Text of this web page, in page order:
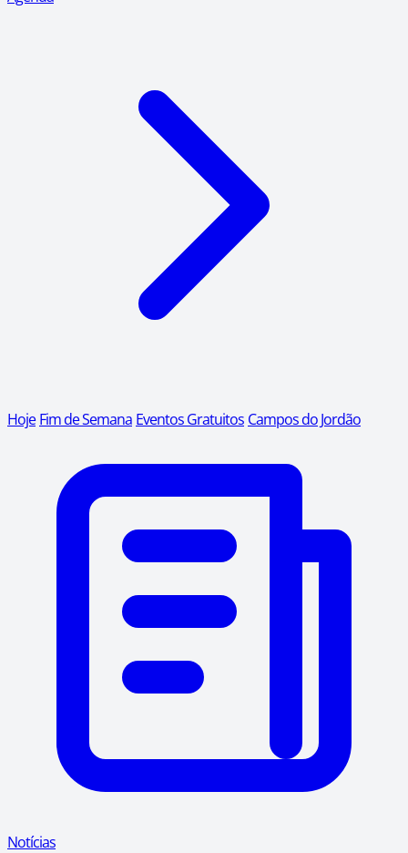
Hoje Fim de Semana Eventos Gratuitos Campos do Jordão
Notícias